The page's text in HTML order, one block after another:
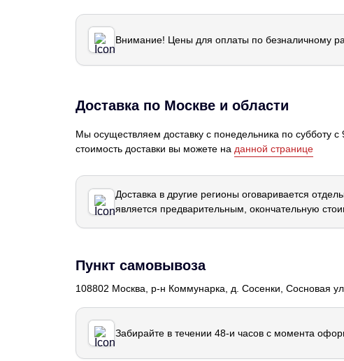
Внимание! Цены для оплаты по безналичному
Доставка по Москве и области
Мы осуществляем доставку с понедельника по субботу
стоимость доставки вы можете на данной странице
Доставка в другие регионы оговаривается
является предварительным, окончательную
Пункт самовывоза
108802 Москва, р-н Коммунарка, д. Сосенки, Сосновая
Забирайте в течении 48-и часов с момента